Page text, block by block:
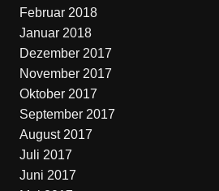
Februar 2018
Januar 2018
Dezember 2017
November 2017
Oktober 2017
September 2017
August 2017
Juli 2017
Juni 2017